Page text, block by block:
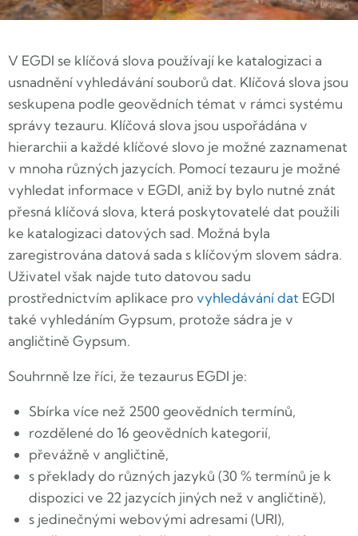
V EGDI se klíčová slova používají ke katalogizaci a
usnadnění vyhledávání souborů dat. Klíčová slova jsou
seskupena podle geovědních témat v rámci systému
správy tezauru. Klíčová slova jsou uspořádána v
hierarchii a každé klíčové slovo je možné zaznamenat
v mnoha různých jazycích. Pomocí tezauru je možné
vyhledat informace v EGDI, aniž by bylo nutné znát
přesná klíčová slova, která poskytovatelé dat použili
ke katalogizaci datových sad. Možná byla
zaregistrována datová sada s klíčovým slovem sádra.
Uživatel však najde tuto datovou sadu
prostřednictvím aplikace pro vyhledávání dat EGDI
také vyhledáním Gypsum, protože sádra je v
angličtině Gypsum.
Souhrnně lze říci, že tezaurus EGDI je:
Sbírka více než 2500 geovědních termínů,
rozdělené do 16 geovědních kategorií,
převážně v angličtině,
s překlady do různých jazyků (30 % termínů je k
dispozici ve 22 jazycích jiných než v angličtině),
s jedinečnými webovými adresami (URI),